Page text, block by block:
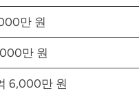
만 원
만 원
6,000만 원